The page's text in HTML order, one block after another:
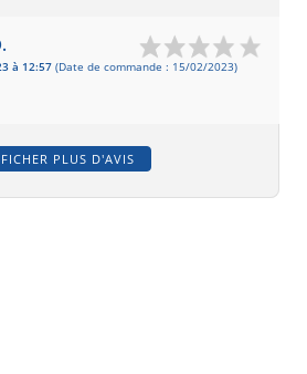
à 12:57 (Date de commande : 15/02/2023)
PLUS D'AVIS